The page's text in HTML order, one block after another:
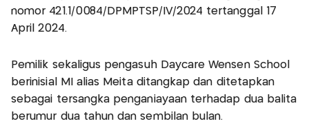
nomor 421.1/0084/DPMPTSP/IV/2024 tertanggal 17
April 2024.
Pemilik sekaligus pengasuh Daycare Wensen School
berinisial MI alias Meita ditangkap dan ditetapkan
sebagai tersangka penganiayaan terhadap dua balita
berumur dua tahun dan sembilan bulan.